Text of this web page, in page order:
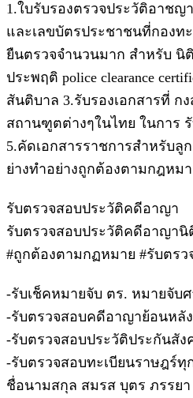
1.ใบรับรองตรวจประวัติอาช
และเลขบัตรประชาชนที่กองท
ยืนตรวจจํานวนมาก สําหรับ นิ
ประพฤติ police clearance
สันติบาล 3.รับรองเอกสารที่ ก
สถานฑูตต่างๆในไทย ในการ
5.คัดเอกสารราชการสําหรับลู
ย่างทําอย่างถูกต้องตามกฎหม
รับตรวจสอบประวัติคดีอาญา
รับตรวจสอบประวัติคดีอาญา
#ถูกต้องตามกฏหมาย #รับตรว
-รับเช็คหมายจับ ตร. หมายจับศ
-รับตรวจสอบคดีอาญาย้อนหลั
-รับตรวจสอบประวัติประกันสั
-รับตรวจสอบทะเบียนราษฎร์ทุ
ชื่อนามสกุล สมรส บุตร ภรรย